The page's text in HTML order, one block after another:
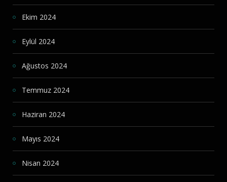
Ekim 2024
Eylül 2024
Ağustos 2024
Temmuz 2024
Haziran 2024
Mayıs 2024
Nisan 2024